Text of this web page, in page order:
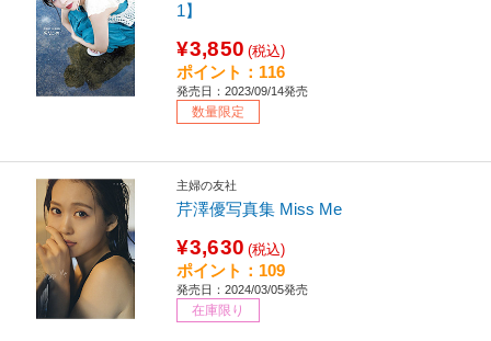
1】
¥3,850 (税込)
ポイント：116
発売日：2023/09/14発売
数量限定
主婦の友社
芹澤優写真集 Miss Me
¥3,630 (税込)
ポイント：109
発売日：2024/03/05発売
在庫限り